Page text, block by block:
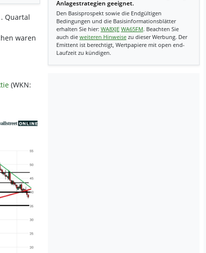
Quartal
waren
(WKN:
Anlagestrategien geeignet.
Den Basisprospekt sowie die Endgültigen
Bedingungen und die Basisinformationsblätter
erhalten Sie hier: WA8XJE WA65FM. Beachten Sie
auch die weiteren Hinweisezu dieser Werbung. Der
Emittent ist berechtigt, Wertpapiere mit open end-
Laufzeit zu kündigen.